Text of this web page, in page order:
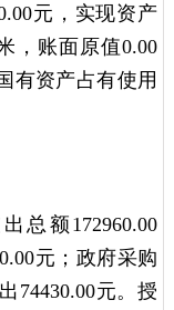
元，实现资产
，账面原值0.00
有资产占有使用
总额172960.00
元；政府采购
74430.00元。授